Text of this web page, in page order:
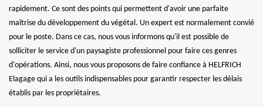
rapidement. Ce sont des points qui permettent d'avoir une parfaite
maîtrise du développement du végétal. Un expert est normalement convié
pour le poste. Dans ce cas, nous vous informons qu'il est possible de
solliciter le service d'un paysagiste professionnel pour faire ces genres
d'opérations. Ainsi, nous vous proposons de faire confiance à HELFRICH
Elagage qui a les outils indispensables pour garantir respecter les délais
établis par les propriétaires.